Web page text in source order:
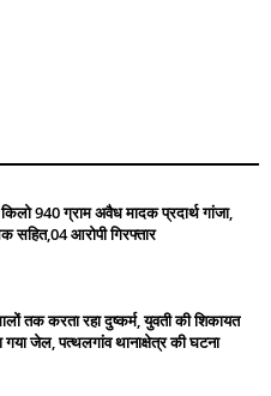
940 ग्राम अवैध मादक प्रदार्थ गांजा,
सहित,04 आरोपी गिरफ्तार
तक करता रहा दुष्कर्म, युवती की शिकायत
गया जेल, पत्थलगांव थानाक्षेत्र की घटना